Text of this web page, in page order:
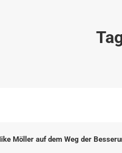
Möller auf dem Weg der